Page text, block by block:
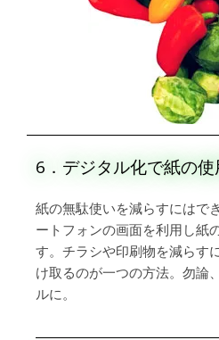
6．デジタル化で紙の
紙の無駄使いを減らすにはで
ートフォンの画面を利用し紙
す。チラシや印刷物を減らす
け取るのが一つの方法。勿論
ルに。